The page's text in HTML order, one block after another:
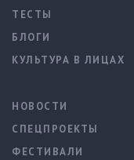
ТЕСТЫ
БЛОГИ
КУЛЬТУРА В ЛИЦАХ
НОВОСТИ
СПЕЦПРОЕКТЫ
ФЕСТИВАЛИ